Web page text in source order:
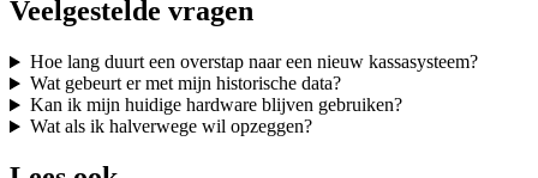
Veelgestelde vragen
Hoe lang duurt een overstap naar een nieuw kassasysteem?
Wat gebeurt er met mijn historische data?
Kan ik mijn huidige hardware blijven gebruiken?
Wat als ik halverwege wil opzeggen?